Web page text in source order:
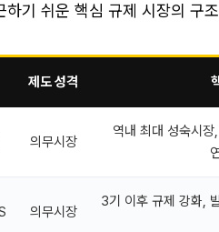
하기 쉬운 핵심 규제 시장의 구
제도 성격
의무시장
역내 최대 성숙시장
의무시장
3기 이후 규제 강화,